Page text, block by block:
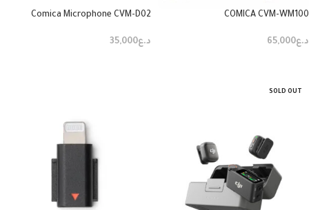
COMICA CVM-WM100
د.ع65,000
Comica Microphone CVM-D02
د.ع35,000
SOLD OUT